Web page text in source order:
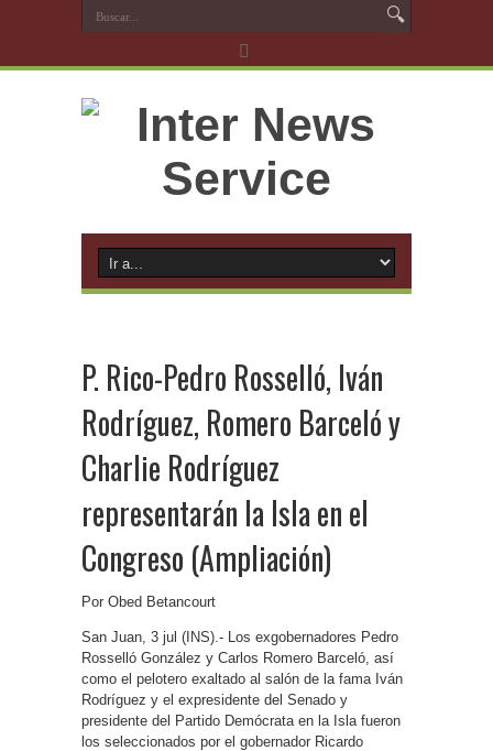
P. Rico-Pedro Rosselló, Iván
Rodríguez, Romero Barceló y
Charlie Rodríguez
representarán la Isla en el
Congreso (Ampliación)
Por Obed Betancourt
San Juan, 3 jul (INS).- Los exgobernadores Pedro
Rosselló González y Carlos Romero Barceló, así
como el pelotero exaltado al salón de la fama Iván
Rodríguez y el expresidente del Senado y
presidente del Partido Demócrata en la Isla fueron
los seleccionados por el gobernador Ricardo